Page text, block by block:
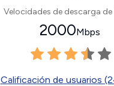
Velocidades de descarga
2000Mbps
Calificación de usuarios